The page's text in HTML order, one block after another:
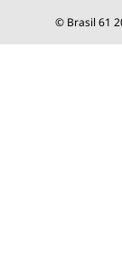
© Brasil 61